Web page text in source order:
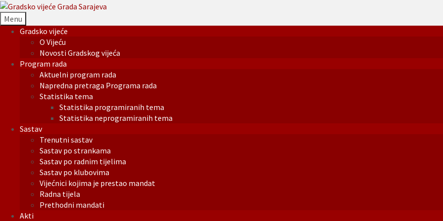
Menu
Gradsko vijeće
O Vijeću
Novosti Gradskog vijeća
Program rada
Aktuelni program rada
Napredna pretraga Programa rada
Statistika tema
Statistika programiranih tema
Statistika neprogramiranih tema
Sastav
Trenutni sastav
Sastav po strankama
Sastav po radnim tijelima
Sastav po klubovima
Vijećnici kojima je prestao mandat
Radna tijela
Prethodni mandati
Akti